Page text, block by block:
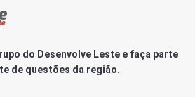
do Desenvolve Leste e faça parte
de questões da região.